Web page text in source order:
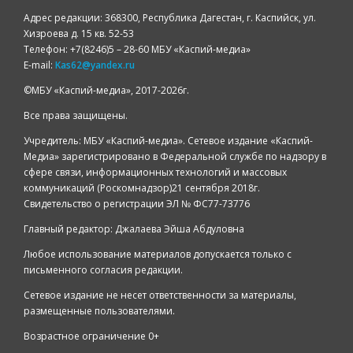
Адрес редакции: 368300, Республика Дагестан, г. Каспийск, ул.
Хизроева д. 15 кв. 52-53
Телефон: +7(8246)5 – 28-60 МБУ «Каспий-медиа»
E-mail: Kas62@yandex.ru
©️МБУ «Каспий-медиа», 2017-2026г.
Все права защищены.
Учредитель: МБУ «Каспий-медиа». Сетевое издание «Каспий-
Медиа» зарегистрировано в Федеральной службе по надзору в
сфере связи, информационных технологий и массовых
коммуникаций (Роскомнадзор)21 сентября 2018г.
Свидетельство о регистрации ЭЛ № ФС77-73776
Главный редактор: Джалаева Эйша Абдуловна
Любое использование материалов допускается только с
письменного согласия редакции.
Сетевое издание не несет ответственности за материалы,
размещенные пользователями.
Возрастное ограничение 0+